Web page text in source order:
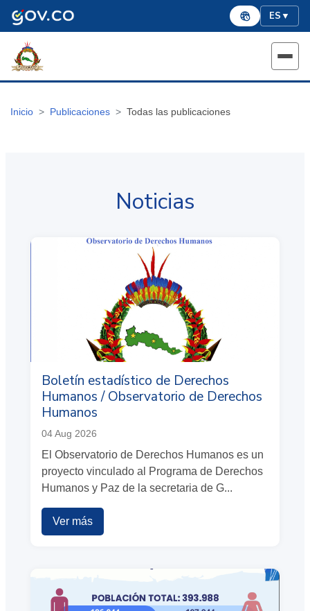
ES▼
Inicio Publicaciones Todas las publicaciones
Noticias
Boletín estadístico de Derechos
Humanos / Observatorio de Derechos
Humanos
04 Aug 2026
El Observatorio de Derechos Humanos es un
proyecto vinculado al Programa de Derechos
Humanos y Paz de la secretaria de G...
Ver más